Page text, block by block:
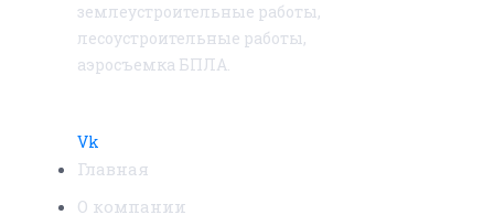
землеустроительные работы,
лесоустроительные работы,
аэросъемка БПЛА.
Vk
Главная
О компании